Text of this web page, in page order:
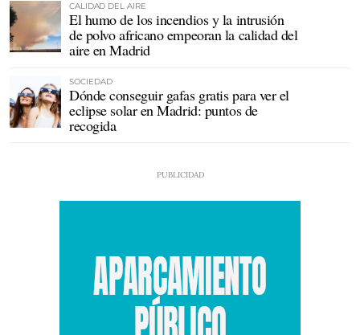
CALIDAD DEL AIRE
El humo de los incendios y la intrusión
de polvo africano empeoran la calidad del
aire en Madrid
SOCIEDAD
Dónde conseguir gafas gratis para ver el
eclipse solar en Madrid: puntos de
recogida